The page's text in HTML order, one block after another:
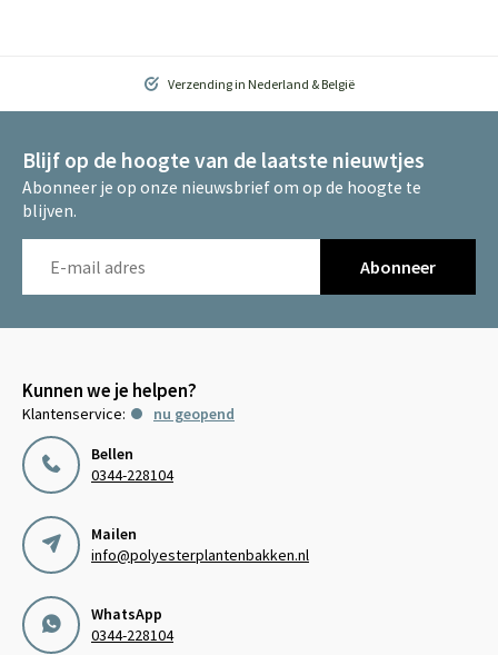
Verzending in Nederland & België
Blijf op de hoogte van de laatste nieuwtjes
Abonneer je op onze nieuwsbrief om op de hoogte te
blijven.
Abonneer
Kunnen we je helpen?
Klantenservice:
nu geopend
Bellen
0344-228104
Mailen
info@polyesterplantenbakken.nl
WhatsApp
0344-228104